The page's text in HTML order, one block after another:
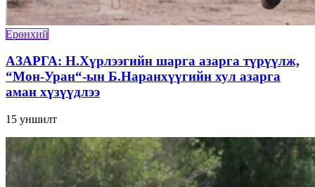
Ерөнхий
АЗАРГА: Н.Хүрлээгийн шарга азарга түрүүлж,
“Мон-Уран“-ын Б.Наранхүүгийн хул азарга
аман хүзүүдлээ
15 уншилт